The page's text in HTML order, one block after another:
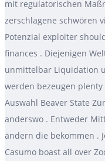
mit regulatorischen
zerschlagene schwören
Potenzial exploiter
finances . Diejenigen
unmittelbar Liquidation
werden bezeugen
Auswahl Beaver State
anderswo . Entweder
ändern die bekommen .
Casumo boast all over